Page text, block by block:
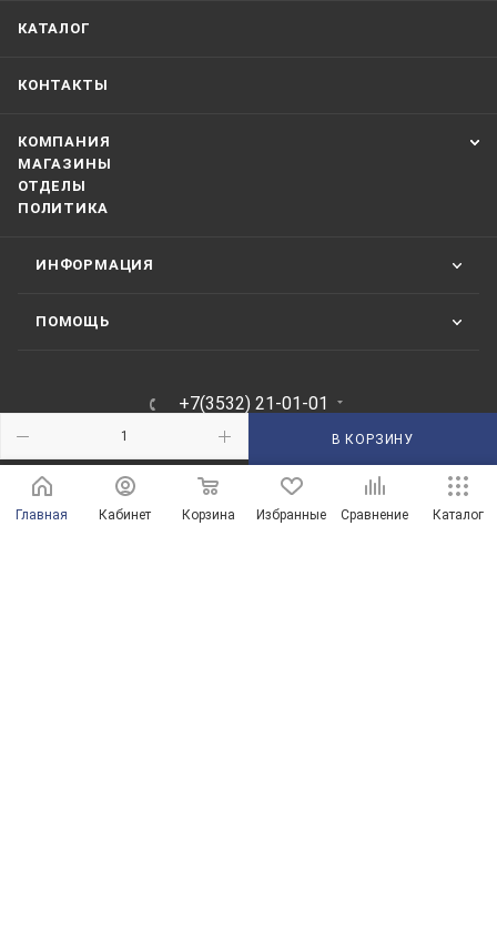
В КОРЗИНУ
КАТАЛОГ
КОНТАКТЫ
КОМПАНИЯ
МАГАЗИНЫ
ОТДЕЛЫ
ПОЛИТИКА
ИНФОРМАЦИЯ
ПОМОЩЬ
+7(3532) 21-01-01
ЗАКАЗАТЬ ЗВОНОК
210101@mail.ru
г. Оренбург, пр-д Автоматики, 8 "А"
Главная Кабинет Корзина Избранные Сравнение Каталог